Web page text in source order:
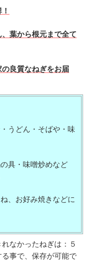
葉から根元まで全て
良質なねぎをお届
うどん・そばや・味
具・味噌炒めなど
、お好み焼きなどに
なかったねぎは：５
事で、保存が可能で